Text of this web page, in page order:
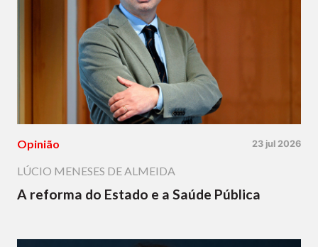
Opinião 23 jul 2026
LÚCIO MENESES DE ALMEIDA
A reforma do Estado e a Saúde Pública